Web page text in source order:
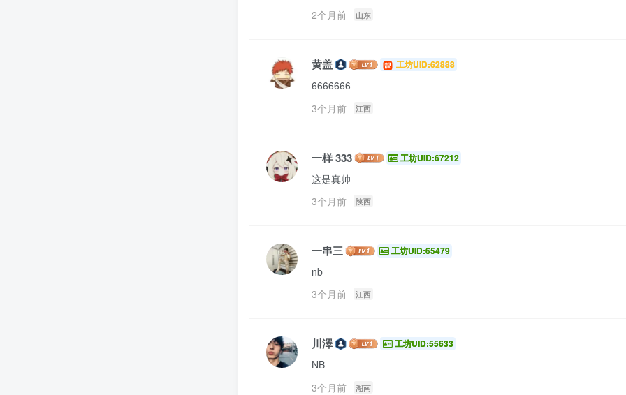
2个月前
山东
黄盖 工坊UID:62888
6666666
3个月前
江西
一样 333 工坊UID:67212
这是真帅
3个月前
陕西
一串三 工坊UID:65479
nb
3个月前
江西
川澤 工坊UID:55633
NB
3个月前
湖南